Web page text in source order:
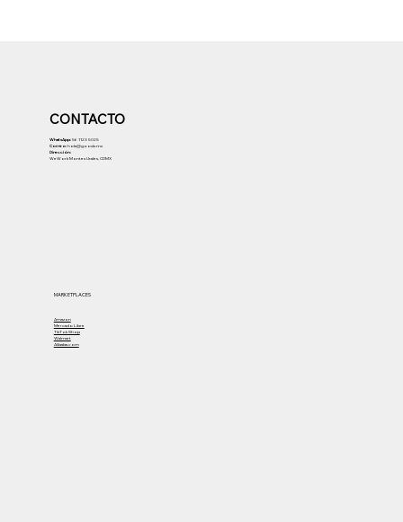
CONTACTO
WhatsApp:56 1123 5025
Correo:hola@goodz.mx
Dirección:
WeWork Montes Urales, CDMX
MARKETPLACES
Amazon
Mercado Libre
TikTok Shop
Walmart
Alibaba.com